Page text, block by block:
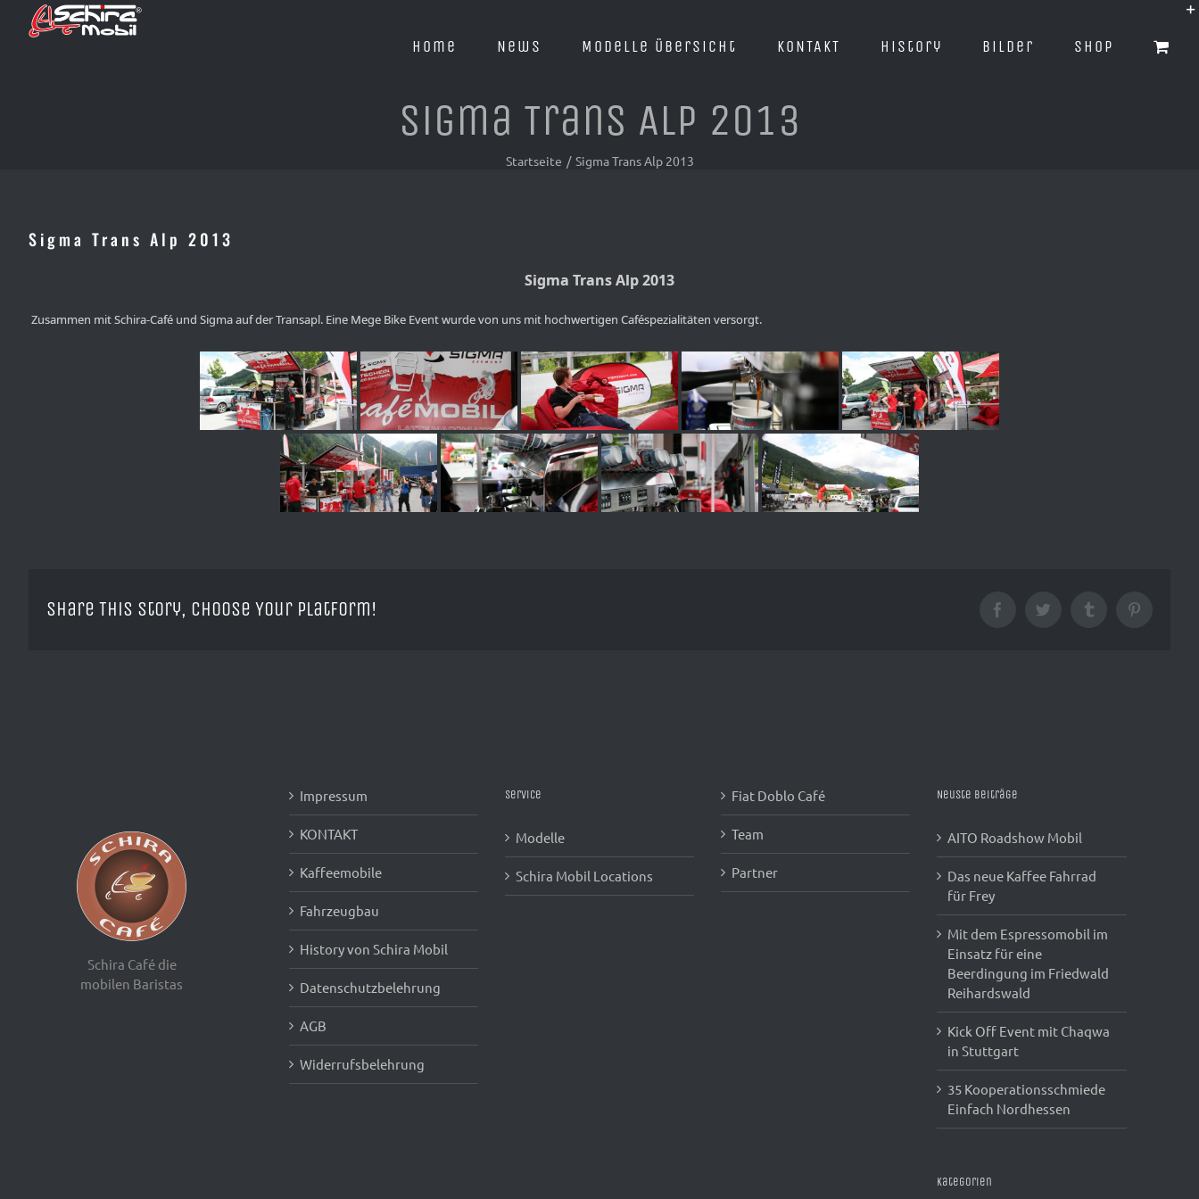
Inhalt
Home News Modelle Übersicht KONTAKT History Bilder Shop
Sigma Trans Alp 2013
Startseite / Sigma Trans Alp 2013
Sigma Trans Alp 2013
Sigma Trans Alp 2013
Zusammen mit Schira-Café und Sigma auf der Transapl. Eine Mege Bike Event wurde von uns mit hochwertigen Caféspezialitäten versorgt.
Share This Story, Choose Your Platform! FacebookTwitter TumblrPinterest
Schira Café die
mobilen Baristas
Impressum
KONTAKT
Kaffeemobile
Fahrzeugbau
History von Schira Mobil
Datenschutzbelehrung
AGB
Widerrufsbelehrung
Service
Modelle
Schira Mobil Locations
Fiat Doblo Café
Team
Partner
Neuste Beiträge
AITO Roadshow Mobil
Das neue Kaffee Fahrrad
für Frey
Mit dem Espressomobil im
Einsatz für eine
Beerdingung im Friedwald
Reihardswald
Kick Off Event mit Chaqwa
in Stuttgart
35 Kooperationsschmiede
Einfach Nordhessen
Kategorien